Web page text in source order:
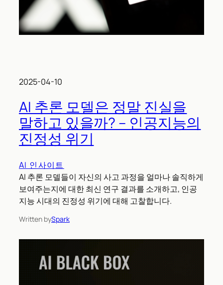
2025-04-10
AI 추론 모델은 정말 진실을
말하고 있을까? – 인공지능의
진정성 위기
AI 인사이트
AI 추론 모델들이 자신의 사고 과정을 얼마나 솔직하게
보여주는지에 대한 최신 연구 결과를 소개하고, 인공
지능 시대의 진정성 위기에 대해 고찰합니다.
Written bySpark